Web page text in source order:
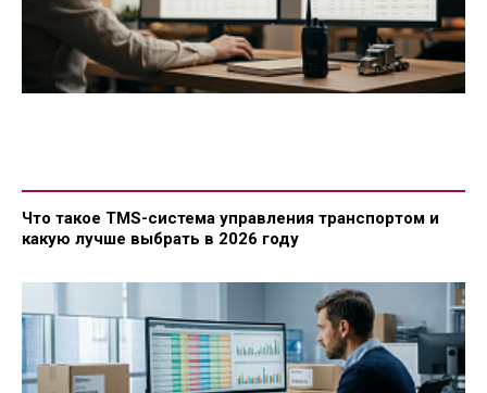
Что такое TMS-система управления транспортом и
какую лучше выбрать в 2026 году